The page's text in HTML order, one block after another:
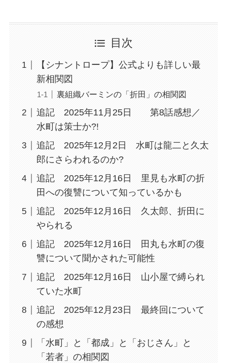
目次
【シナントロープ】公式よりも詳しい最
新相関図
裏組織バーミンの「折田」の相関図
追記 2025年11月25日 第8話感想／
水町は策士か?!
追記 2025年12月2日 水町は龍二と久太
郎にさらわれるのか?
追記 2025年12月16日 里見も水町の折
田への復讐について知っているかも
追記 2025年12月16日 久太郎、折田に
やられる
追記 2025年12月16日 田丸も水町の復
讐について聞かされた可能性
追記 2025年12月16日 山小屋で縛られ
ていた水町
追記 2025年12月23日 最終回について
の感想
「水町」と「都成」と「おじさん」と
「若者」の相関図